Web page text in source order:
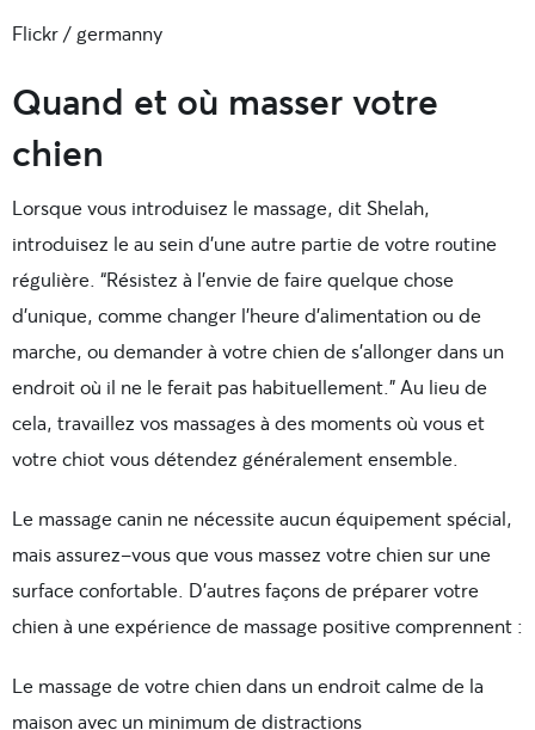
Flickr / germanny
Quand et où masser votre
chien
Lorsque vous introduisez le massage, dit Shelah,
introduisez le au sein d’une autre partie de votre routine
régulière. “Résistez à l’envie de faire quelque chose
d’unique, comme changer l’heure d’alimentation ou de
marche, ou demander à votre chien de s’allonger dans un
endroit où il ne le ferait pas habituellement.” Au lieu de
cela, travaillez vos massages à des moments où vous et
votre chiot vous détendez généralement ensemble.
Le massage canin ne nécessite aucun équipement spécial,
mais assurez-vous que vous massez votre chien sur une
surface confortable. D’autres façons de préparer votre
chien à une expérience de massage positive comprennent :
Le massage de votre chien dans un endroit calme de la
maison avec un minimum de distractions